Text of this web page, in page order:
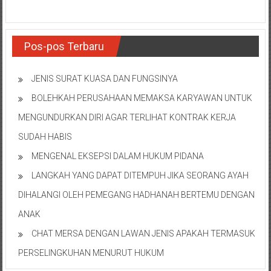
papan/
Kalimantan
Barat/
Kalimantan
Kalimantan
Selatan/
Samarinda/Jawa
jawa
Timur/
Terdekat
Pos-pos Terbaru
JENIS SURAT KUASA DAN FUNGSINYA
BOLEHKAH PERUSAHAAN MEMAKSA KARYAWAN UNTUK
MENGUNDURKAN DIRI AGAR TERLIHAT KONTRAK KERJA
SUDAH HABIS
MENGENAL EKSEPSI DALAM HUKUM PIDANA
LANGKAH YANG DAPAT DITEMPUH JIKA SEORANG AYAH
DIHALANGI OLEH PEMEGANG HADHANAH BERTEMU DENGAN
ANAK
CHAT MERSA DENGAN LAWAN JENIS APAKAH TERMASUK
PERSELINGKUHAN MENURUT HUKUM